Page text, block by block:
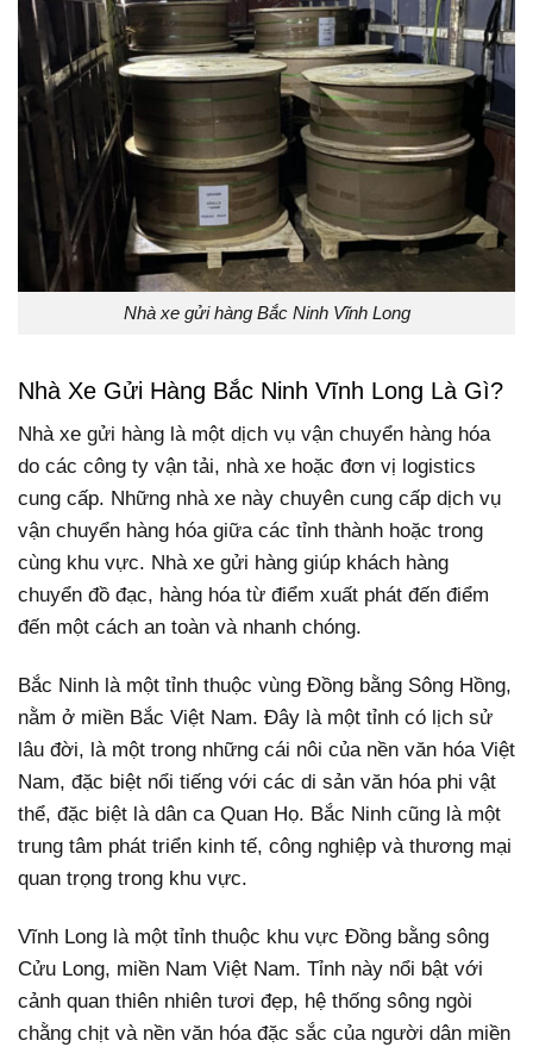
Nhà xe gửi hàng Bắc Ninh Vĩnh Long
Nhà Xe Gửi Hàng Bắc Ninh Vĩnh Long Là Gì?
Nhà xe gửi hàng là một dịch vụ vận chuyển hàng hóa
do các công ty vận tải, nhà xe hoặc đơn vị logistics
cung cấp. Những nhà xe này chuyên cung cấp dịch vụ
vận chuyển hàng hóa giữa các tỉnh thành hoặc trong
cùng khu vực. Nhà xe gửi hàng giúp khách hàng
chuyển đồ đạc, hàng hóa từ điểm xuất phát đến điểm
đến một cách an toàn và nhanh chóng.
Bắc Ninh là một tỉnh thuộc vùng Đồng bằng Sông Hồng,
nằm ở miền Bắc Việt Nam. Đây là một tỉnh có lịch sử
lâu đời, là một trong những cái nôi của nền văn hóa Việt
Nam, đặc biệt nổi tiếng với các di sản văn hóa phi vật
thể, đặc biệt là dân ca Quan Họ. Bắc Ninh cũng là một
trung tâm phát triển kinh tế, công nghiệp và thương mại
quan trọng trong khu vực.
Vĩnh Long là một tỉnh thuộc khu vực Đồng bằng sông
Cửu Long, miền Nam Việt Nam. Tỉnh này nổi bật với
cảnh quan thiên nhiên tươi đẹp, hệ thống sông ngòi
chằng chịt và nền văn hóa đặc sắc của người dân miền